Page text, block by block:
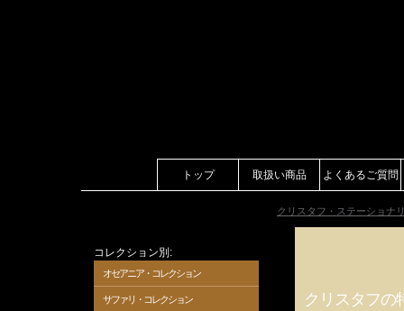
トップ 取扱い商品 よくあるご質問
コレクション別:
オセアニア・コレクション
サファリ・コレクション
クリスタフ・ステーショナ
クリスタフの